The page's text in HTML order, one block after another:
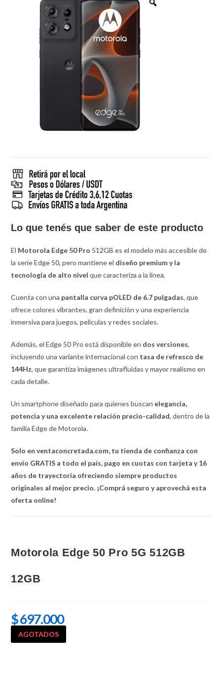
Lo que tenés que saber de este producto
El Motorola Edge 50 Pro 512GB es el modelo más accesible de
la serie Edge 50, pero mantiene el diseño premium y la
tecnología de alto nivel que caracteriza a la línea.
Cuenta con una pantalla curva pOLED de 6.7 pulgadas, que
ofrece colores vibrantes, gran definición y una experiencia
inmersiva para juegos, películas y redes sociales.
Además, el Edge 50 Pro está disponible en dos versiones,
incluyendo una variante internacional con tasa de refresco de
144Hz, que garantiza imágenes ultrafluidas y mayor realismo en
cada detalle.
Un smartphone diseñado para quienes buscan elegancia,
potencia y una excelente relación precio-calidad, dentro de la
familia Edge de Motorola.
Solo en ventaconcretada.com, tu tienda de confianza con
envío GRATIS a todo el país, pago en cuotas con tarjeta y 16
años de trayectoria ofreciendo siempre productos
originales al mejor precio. ¡Comprá seguro y aprovechá esta
oferta online!
Motorola Edge 50 Pro 5G 512GB
12GB
$697.000
AGOTADOS